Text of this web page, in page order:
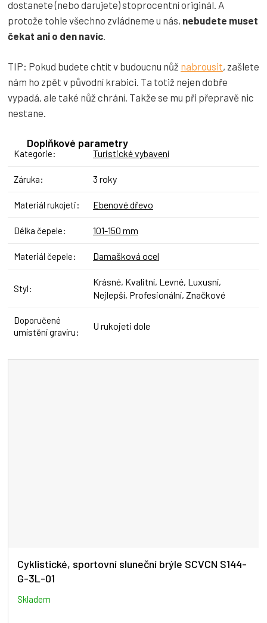
dostanete (nebo darujete) stoprocentní originál. A
protože tohle všechno zvládneme u nás, nebudete muset
čekat ani o den navíc
TIP: Pokud budete chtít v budoucnu nůž nabrousit, zašlete
nám ho zpět v původní krabici. Ta totiž nejen dobře
vypadá, ale také nůž chrání. Takže se mu při přepravě nic
nestane.
Doplňkové parametry
Kategorie: Turistické vybavení
Záruka: 3 roky
Materiál rukojeti: Ebenové dřevo
Délka čepele: 101-150 mm
Materiál čepele: Damašková ocel
Styl:
Krásné, Kvalitní, Levné, Luxusní,
Nejlepší, Profesionální, Značkové
Doporučené
umístění gravíru:
U rukojeti dole
Cyklistické, sportovní sluneční brýle SCVCN S144-
G-3L-01
Skladem